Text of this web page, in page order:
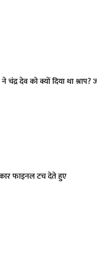
देव को क्यों​ दिया था श्राप?
फाइनल टच देते हुए